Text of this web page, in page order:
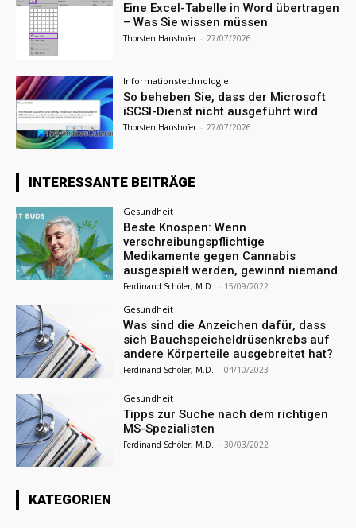
Eine Excel-Tabelle in Word übertragen
– Was Sie wissen müssen
Thorsten Haushofer - 27/07/2026
Informationstechnologie
So beheben Sie, dass der Microsoft
iSCSI-Dienst nicht ausgeführt wird
Thorsten Haushofer - 27/07/2026
INTERESSANTE BEITRÄGE
Gesundheit
Beste Knospen: Wenn
verschreibungspflichtige
Medikamente gegen Cannabis
ausgespielt werden, gewinnt niemand
Ferdinand Schöler, M.D. - 15/09/2022
Gesundheit
Was sind die Anzeichen dafür, dass
sich Bauchspeicheldrüsenkrebs auf
andere Körperteile ausgebreitet hat?
Ferdinand Schöler, M.D. - 04/10/2023
Gesundheit
Tipps zur Suche nach dem richtigen
MS-Spezialisten
Ferdinand Schöler, M.D. - 30/03/2022
KATEGORIEN